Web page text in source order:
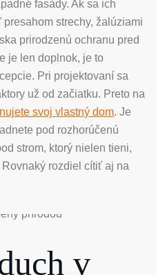
fasády. Ak sa ich
strechy, žalúziami
prirodzenú ochranu pred
je len doplnok, je to
Pri projektovaní sa
už od začiatku. Preto na
svoj vlastný dom. Je
pod rozhorúčenú
strom, ktorý nielen tieni,
rozdiel cítiť aj na
v